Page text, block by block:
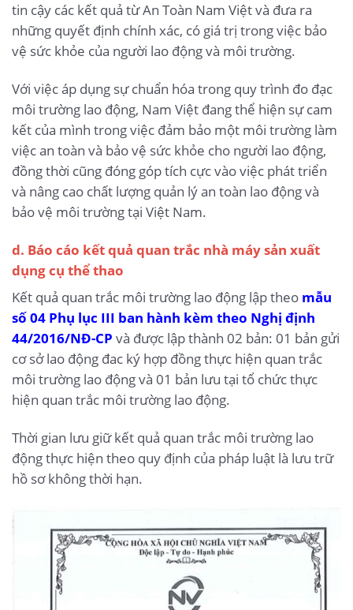
tin cậy các kết quả từ An Toàn Nam Việt và đưa ra
những quyết định chính xác, có giá trị trong việc bảo
vệ sức khỏe của người lao động và môi trường.
Với việc áp dụng sự chuẩn hóa trong quy trình đo đạc
môi trường lao động, Nam Việt đang thể hiện sự cam
kết của mình trong việc đảm bảo một môi trường làm
việc an toàn và bảo vệ sức khỏe cho người lao động,
đồng thời cũng đóng góp tích cực vào việc phát triển
và nâng cao chất lượng quản lý an toàn lao động và
bảo vệ môi trường tại Việt Nam.
d. Báo cáo kết quả quan trắc nhà máy sản xuất
dụng cụ thể thao
Kết quả quan trắc môi trường lao động lập theo mẫu
số 04 Phụ lục III ban hành kèm theo Nghị định
44/2016/NĐ-CP và được lập thành 02 bản: 01 bản gửi
cơ sở lao động đac ký hợp đồng thực hiện quan trắc
môi trường lao động và 01 bản lưu tại tổ chức thực
hiện quan trắc môi trường lao động.
Thời gian lưu giữ kết quả quan trắc môi trường lao
động thực hiện theo quy định của pháp luật là lưu trữ
hồ sơ không thời hạn.